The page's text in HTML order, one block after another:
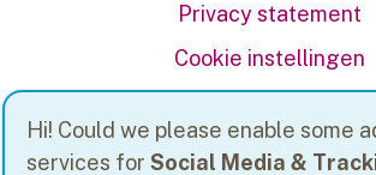
Privacy statement
Cookie instellingen
Powered by Social
Hi! Could we please enable some
services for Social Media &